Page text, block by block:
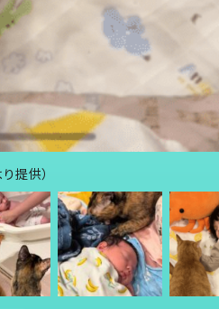
提供）